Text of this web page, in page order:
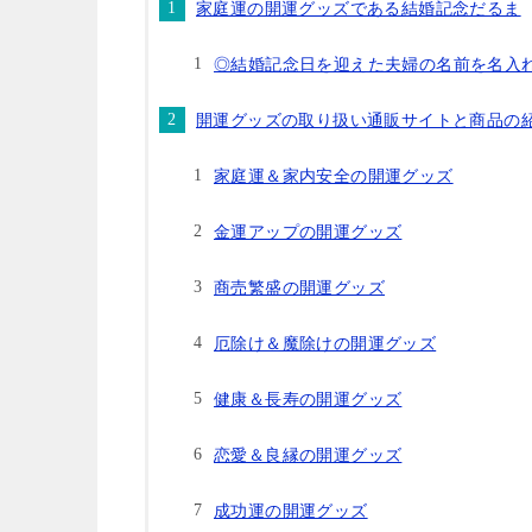
家庭運の開運グッズである結婚記念だるま
◎結婚記念日を迎えた夫婦の名前を名入
開運グッズの取り扱い通販サイトと商品の
家庭運＆家内安全の開運グッズ
金運アップの開運グッズ
商売繁盛の開運グッズ
厄除け＆魔除けの開運グッズ
健康＆長寿の開運グッズ
恋愛＆良縁の開運グッズ
成功運の開運グッズ